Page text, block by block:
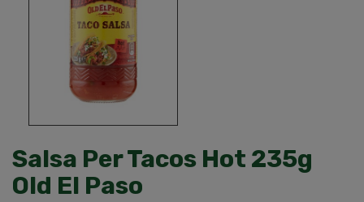
Salsa Per Tacos Hot 235g
Old El Paso